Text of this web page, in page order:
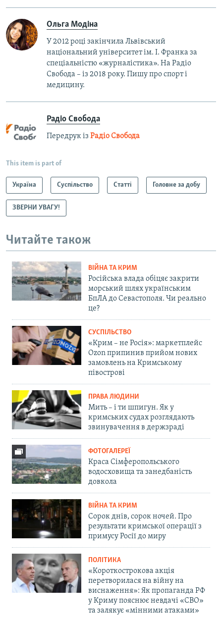
Ольга Модіна
У 2012 році закінчила Львівський
національний університет ім. І. Франка за
спеціальністю «журналістика». На Радіо
Свобода – із 2018 року. Пишу про спорт і
медицину.
Радіо Свобода
Передрук із Радіо Свобода
This item is part of
Україна Суспільство Статті Головне за добу
ЗВЕРНИ УВАГУ!
Читайте також
ВІЙНА ТА КРИМ
Російська влада обіцяє закрити
морський шлях українським
БпЛА до Севастополя. Чи реально
це?
СУСПІЛЬСТВО
«Крим – не Росія»: маркетплейс
Ozon припинив прийом нових
замовлень на Кримському
півострові
ПРАВА ЛЮДИНИ
Мить – і ти шпигун. Як у
кримських судах розглядають
звинувачення в держзраді
ФОТОГАЛЕРЕЇ
Краса Сімферопольського
водосховища та занедбаність
довкола
ВІЙНА ТА КРИМ
Сорок днів, сорок ночей. Про
результати кримської операції з
примусу Росії до миру
ПОЛІТИКА
«Короткострокова акція
перетворилася на війну на
виснаження»: Як пропаганда РФ
у Криму пояснює невдачі «СВО»
та залякує «мінними атаками»